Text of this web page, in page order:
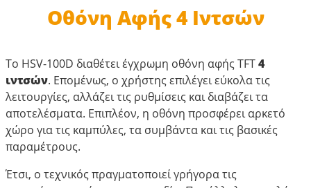
Οθόνη Αφής 4 Ιντσών
Το HSV-100D διαθέτει έγχρωμη οθόνη αφής TFT4
ιντσών. Επομένως, ο χρήστης επιλέγει εύκολα τις
λειτουργίες, αλλάζει τις ρυθμίσεις και διαβάζει τα
αποτελέσματα. Επιπλέον, η οθόνη προσφέρει αρκετό
χώρο για τις καμπύλες, τα συμβάντα και τις βασικές
παραμέτρους.
Έτσι, ο τεχνικός πραγματοποιεί γρήγορα τις